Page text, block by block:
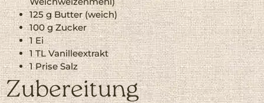
125 g Butter (weich)
100 g Zucker
1 Ei
1 TL Vanilleextrakt
1 Prise Salz
Zubereitung